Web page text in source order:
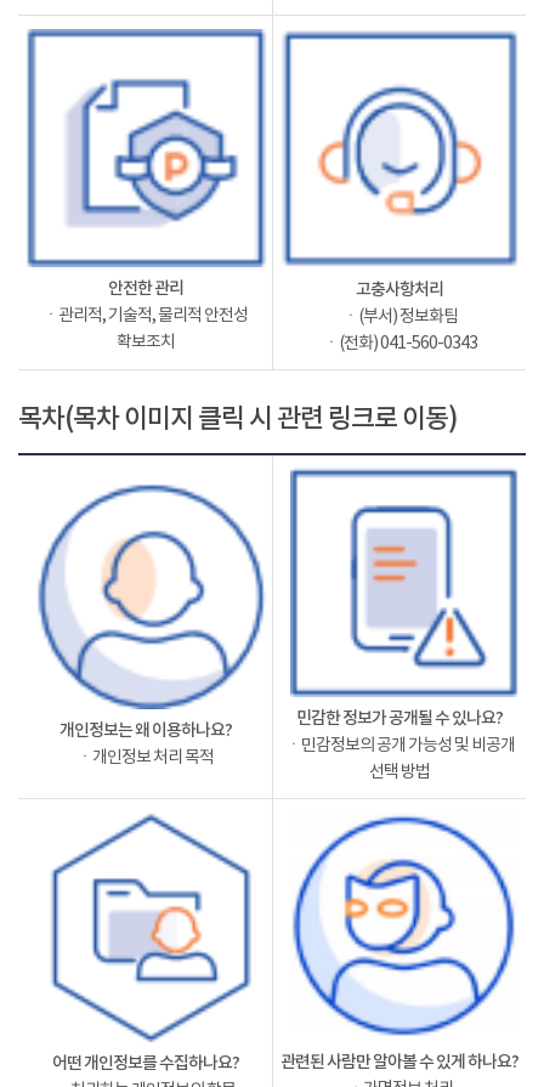
안전한 관리
ㆍ관리적, 기술적, 물리적 안전성
확보조치
고충사항처리
ㆍ(부서) 정보화팀
ㆍ(전화) 041-560-0343
목차(목차 이미지 클릭 시 관련 링크로 이동)
개인정보는 왜 이용하나요?
ㆍ개인정보 처리 목적
민감한 정보가 공개될 수 있나요?
ㆍ민감정보의 공개 가능성 및 비공개
선택 방법
어떤 개인정보를 수집하나요? 관련된 사람만 알아볼 수 있게 하나요?